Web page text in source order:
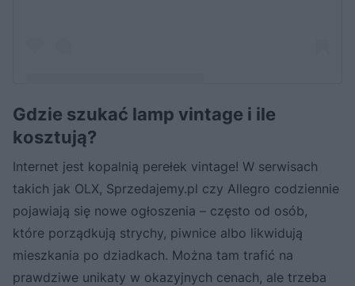
Post udostępniony przez Michał Szulżyk (@luunalamp)
Gdzie szukać lamp vintage i ile
kosztują?
Internet jest kopalnią perełek vintage! W serwisach
takich jak OLX, Sprzedajemy.pl czy Allegro codziennie
pojawiają się nowe ogłoszenia – często od osób,
które porządkują strychy, piwnice albo likwidują
mieszkania po dziadkach. Można tam trafić na
prawdziwe unikaty w okazyjnych cenach, ale trzeba